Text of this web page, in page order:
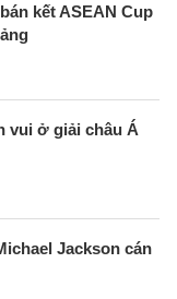
kết ASEAN Cup
vui ở giải châu Á
Jackson cán